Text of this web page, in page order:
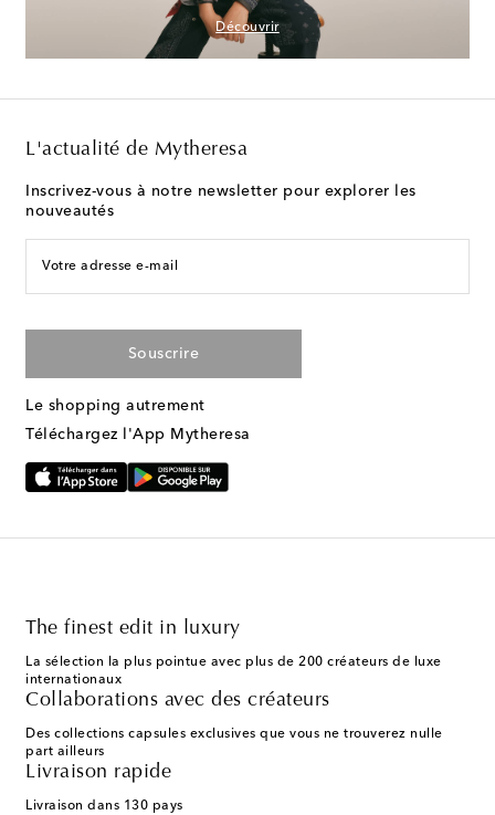
Découvrir
L'actualité de Mytheresa
Inscrivez-vous à notre newsletter pour explorer les
nouveautés
Votre adresse e-mail
Souscrire
Le shopping autrement
Téléchargez l'App Mytheresa
The finest edit in luxury
La sélection la plus pointue avec plus de 200 créateurs de luxe
internationaux
Collaborations avec des créateurs
Des collections capsules exclusives que vous ne trouverez nulle
part ailleurs
Livraison rapide
Livraison dans 130 pays